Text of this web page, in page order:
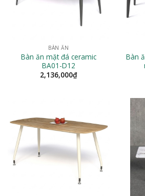
BÀN ĂN
Bàn ăn mặt đá ceramic
BA01-D12
2,136,000₫
Bàn